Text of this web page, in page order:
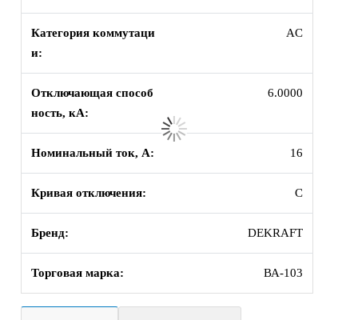
Категория коммутаци
и:
AC
Отключающая способ
ность, кА:
6.0000
Номинальный ток, А: 16
Кривая отключения: C
Бренд: DEKRAFT
Торговая марка: ВА-103